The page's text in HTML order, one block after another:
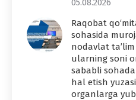
05.08.2026
Raqobat
sohasida
nodavlat
ularning soni
sababli
hal etish
organlarga